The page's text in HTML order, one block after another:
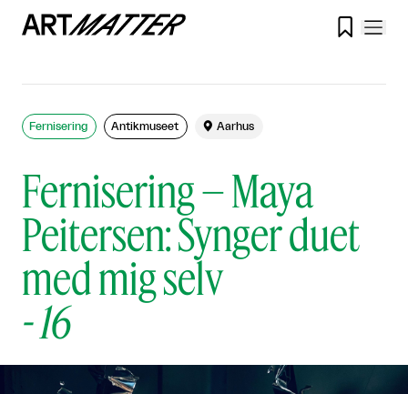

Fernisering – Maya
Peitersen: Synger duet
med mig selv
-16
Fernisering Antikmuseet  Aarhus